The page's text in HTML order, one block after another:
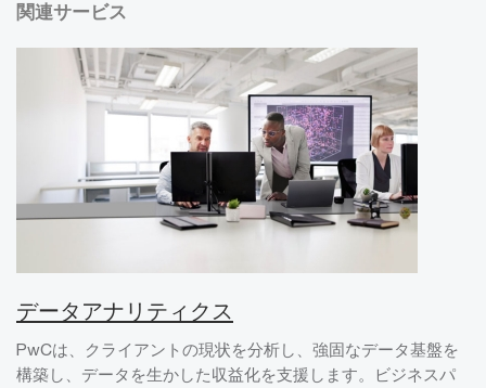
関連サービス
データアナリティクス
PwCは、クライアントの現状を分析し、強固なデータ基盤を
構築し、データを生かした収益化を支援します。ビジネスパ